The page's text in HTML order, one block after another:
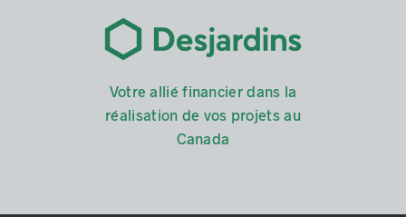
Votre allié financier dans la
réalisation de vos projets au
Canada